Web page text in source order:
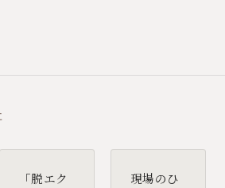
「脱エク
現場のひ